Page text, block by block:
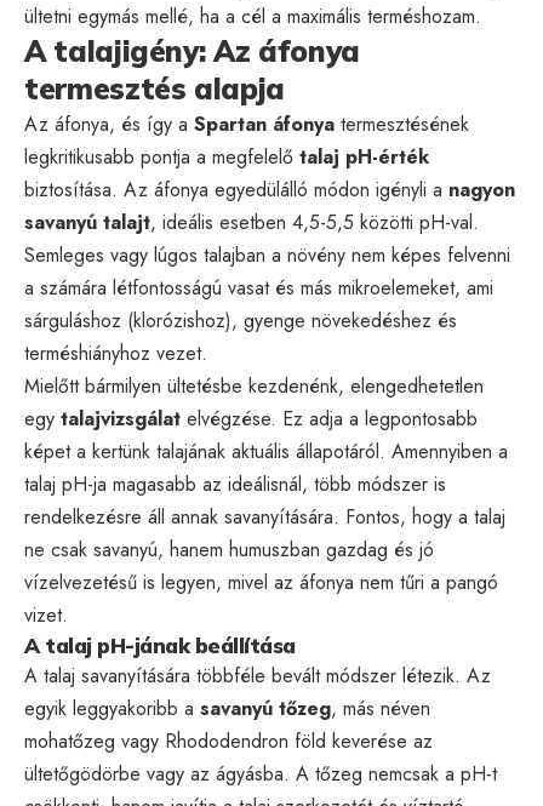
ültetni egymás mellé, ha a cél a maximális terméshozam.
A talajigény: Az áfonya
termesztés alapja
Az áfonya, és így a Spartan áfonya termesztésének
legkritikusabb pontja a megfelelő talaj pH-érték
biztosítása. Az áfonya egyedülálló módon igényli a nagyon
savanyú talajt, ideális esetben 4,5-5,5 közötti pH-val.
Semleges vagy lúgos talajban a növény nem képes felvenni
a számára létfontosságú vasat és más mikroelemeket, ami
sárguláshoz (klorózishoz), gyenge növekedéshez és
terméshiányhoz vezet.
Mielőtt bármilyen ültetésbe kezdenénk, elengedhetetlen
egy talajvizsgálat elvégzése. Ez adja a legpontosabb
képet a kertünk talajának aktuális állapotáról. Amennyiben a
talaj pH-ja magasabb az ideálisnál, több módszer is
rendelkezésre áll annak savanyítására. Fontos, hogy a talaj
ne csak savanyú, hanem humuszban gazdag és jó
vízelvezetésű is legyen, mivel az áfonya nem tűri a pangó
vizet.
A talaj pH-jának beállítása
A talaj savanyítására többféle bevált módszer létezik. Az
egyik leggyakoribb a savanyú tőzeg, más néven
mohatőzeg vagy Rhododendron föld keverése az
ültetőgödörbe vagy az ágyásba. A tőzeg nemcsak a pH-t